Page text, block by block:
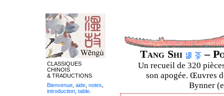
Tang Shi –
Un recueil de 320
son apogée. Œuvres
Bynner
CLASSIQUES
CHINOIS
& TRADUCTIONS
Bienvenue aide notes
introduction table